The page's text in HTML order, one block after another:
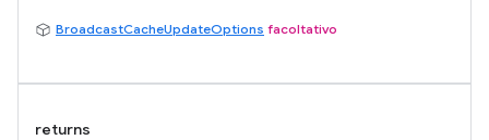
BroadcastCacheUpdateOptions facoltativo
returns